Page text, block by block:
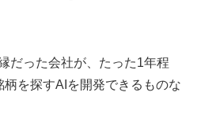
だった会社が、たった1年程
を探すAIを開発できるものな